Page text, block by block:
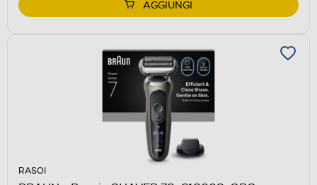
AGGIUNGI
RASOI